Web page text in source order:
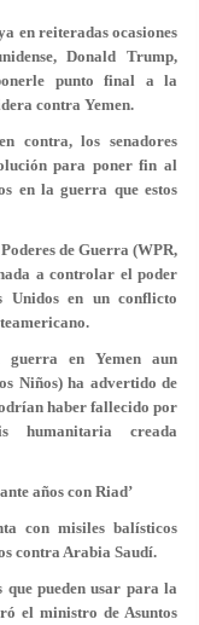
en reiteradas ocasiones
Donald Trump,
punto final a la
contra Yemen.
contra, los senadores
para poner fin al
en la guerra que estos
de Guerra (WPR,
a controlar el poder
Unidos en un conflicto
guerra en Yemen aun
Niños) ha advertido de
haber fallecido por
humanitaria creada
años con Riad’
con misiles balísticos
contra Arabia Saudí.
que pueden usar para la
el ministro de Asuntos